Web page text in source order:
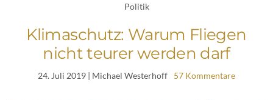
Politik
Klimaschutz: Warum Fliegen
nicht teurer werden darf
24. Juli 2019 | Michael Westerhoff 57 Kommentare